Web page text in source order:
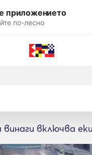
приложението
по-лесно
включва